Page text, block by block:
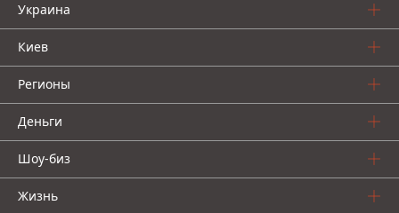
Украина
Киев
Регионы
Деньги
Шоу-биз
Жизнь